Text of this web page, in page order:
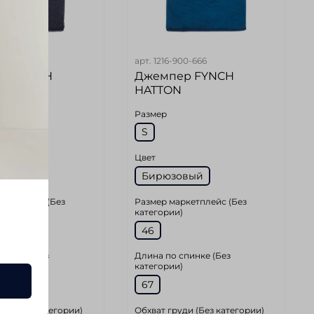
FYNCH
(Без
(Без
(Без категории)
арт. 1216-900-666
Джемпер FYNCH
HATTON
Размер
S
Цвет
Бирюзовый
Размер маркетплейс (Без
категории)
46
Длина по спинке (Без
категории)
67
Обхват груди (Без категории)